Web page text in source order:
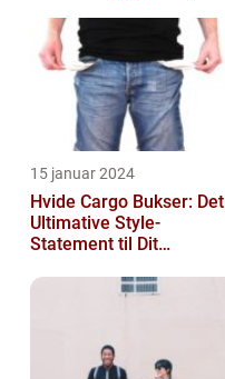
popular ...
15 januar 2024
Hvide Cargo Bukser: Det
Ultimative Style-
Statement til Dit